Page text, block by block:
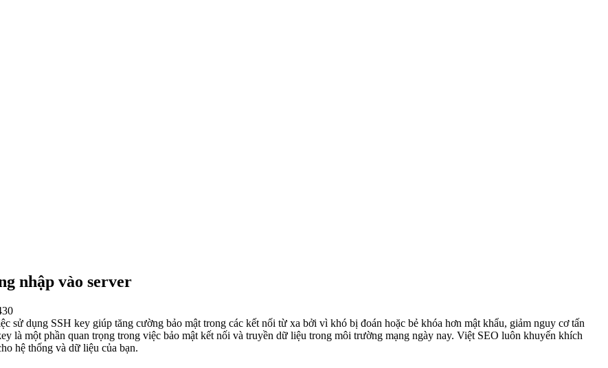
nhập vào server
sử dụng SSH key giúp tăng cường bảo mật trong các kết nối từ xa bởi vì khó bị đoán hoặc bẻ khóa hơn mật khẩu, giảm nguy cơ tấn
là một phần quan trọng trong việc bảo mật kết nối và truyền dữ liệu trong môi trường mạng ngày nay. Việt SEO luôn khuyến khích
hệ thống và dữ liệu của bạn.